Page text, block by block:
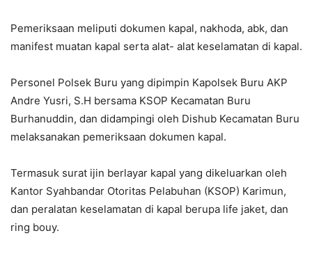
Pemeriksaan meliputi dokumen kapal, nakhoda, abk, dan
manifest muatan kapal serta alat- alat keselamatan di kapal.
Personel Polsek Buru yang dipimpin Kapolsek Buru AKP
Andre Yusri, S.H bersama KSOP Kecamatan Buru
Burhanuddin, dan didampingi oleh Dishub Kecamatan Buru
melaksanakan pemeriksaan dokumen kapal.
Termasuk surat ijin berlayar kapal yang dikeluarkan oleh
Kantor Syahbandar Otoritas Pelabuhan (KSOP) Karimun,
dan peralatan keselamatan di kapal berupa life jaket, dan
ring bouy.